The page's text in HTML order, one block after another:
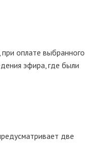
оплате выбранного
эфира, где были
две